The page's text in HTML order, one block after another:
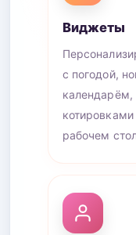
Виджеты
с погодой,
календарём,
рабочем